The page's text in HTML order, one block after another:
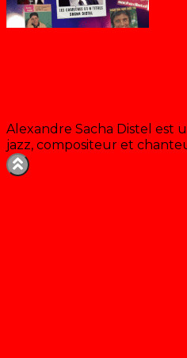
Alexandre Sacha Distel est
jazz, compositeur et